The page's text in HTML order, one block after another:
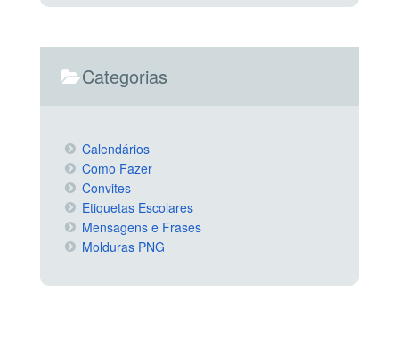
Categorias
Calendários
Como Fazer
Convites
Etiquetas Escolares
Mensagens e Frases
Molduras PNG